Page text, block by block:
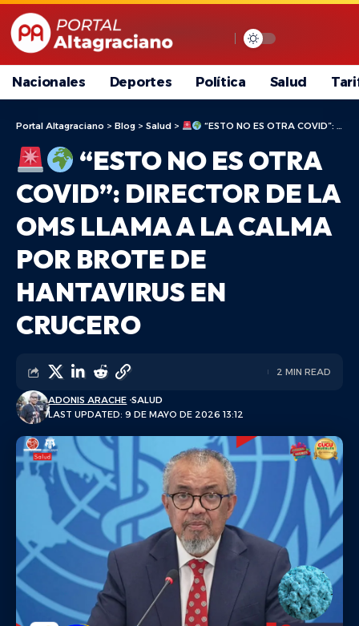
Nacionales Deportes Política Salud
Portal Altagraciano > Blog > Salud > “ESTO NO ES OTRA COVID”: DIRECTOR DE LA OMS LLAMA A LA CALMA POR BROTE DE HANTAVIRUS EN CRUCERO
“ESTO NO ES OTRA
COVID”: DIRECTOR DE LA
OMS LLAMA A LA CALMA
POR BROTE DE
HANTAVIRUS EN
CRUCERO
LAST UPDATED: 9 DE MAYO DE 2026 13:12
ADONIS ARACHE SALUD
2 MIN READ